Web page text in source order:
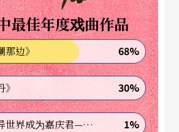
殿来个艺文轻旅行也挺不错呢。
最佳年度戏曲作品
那边》 68%
30%
《转生到异世界成为嘉庆君—发现我的祖先是诈骗集团!?》 1%